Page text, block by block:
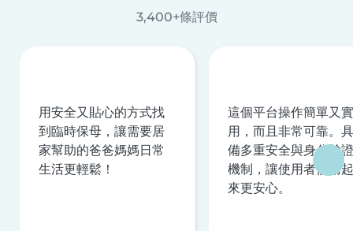
3,400+條評價
用安全又貼心的方式找
到臨時保母，讓需要居
家幫助的爸爸媽媽日常
生活更輕鬆！
這個平台操作簡單又實
用，而且非常可靠。具
備多重安全與身分驗證
機制，讓使用者使用起
來更安心。